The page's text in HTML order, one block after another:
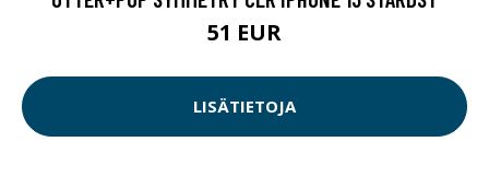
51 EUR
LISÄTIETOJA